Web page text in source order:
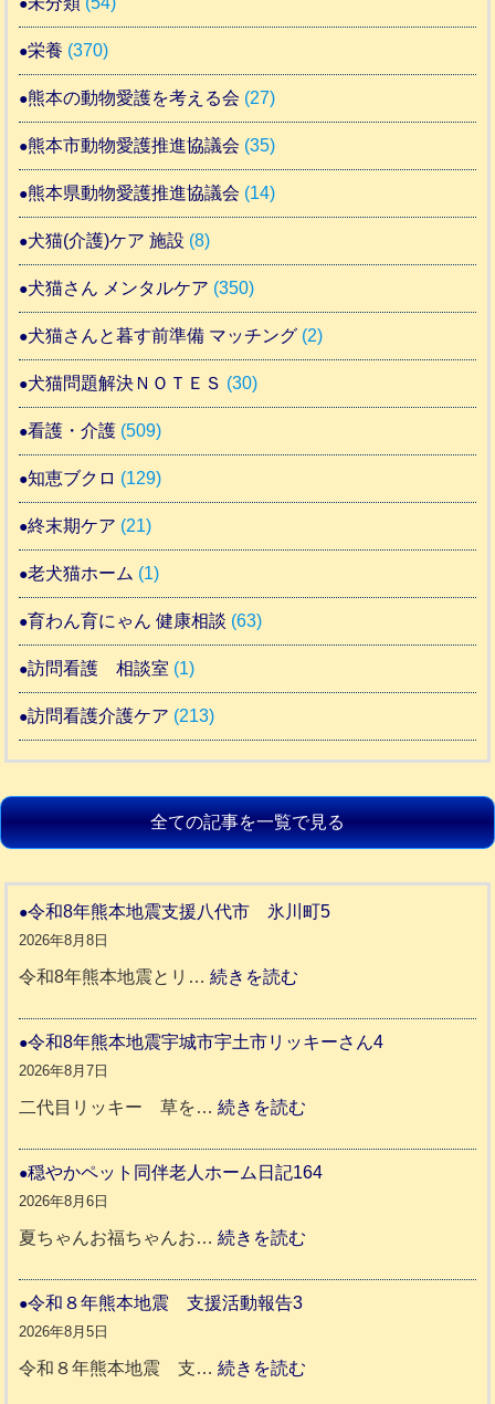
栄養 (370)
熊本の動物愛護を考える会 (27)
熊本市動物愛護推進協議会 (35)
熊本県動物愛護推進協議会 (14)
犬猫(介護)ケア 施設 (8)
犬猫さん メンタルケア (350)
犬猫さんと暮す前準備 マッチング (2)
犬猫問題解決ＮＯＴＥＳ (30)
看護・介護 (509)
知恵ブクロ (129)
終末期ケア (21)
老犬猫ホーム (1)
育わん育にゃん 健康相談 (63)
訪問看護 相談室 (1)
訪問看護介護ケア (213)
全ての記事を一覧で見る
令和8年熊本地震支援八代市 氷川町5
2026年8月8日
令和8年熊本地震とリ…続きを読む
和
年
本
援
市
令和8年熊本地震宇城市宇土市リッキーさん4
2026年8月7日
二代目リッキー 草を…続きを読む
和
穏やかペット同伴老人ホーム日記164
2026年8月6日
夏ちゃんお福ちゃんお…続きを読む
令和８年熊本地震 支援活動報告3
2026年8月5日
令和８年熊本地震 支…続きを読む